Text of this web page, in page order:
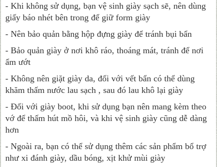
- Khi không sử dụng, bạn vệ sinh giày sạch sẽ, nên dùng
giấy báo nhét bên trong để giữ form giày
- Nên bảo quản bằng hộp đựng giày để tránh bụi bẩn
- Bảo quản giày ở nơi khô ráo, thoáng mát, tránh để nơi
ẩm ướt
- Không nên giặt giày da, đối với vết bẩn có thể dùng
khăm thấm nước lau sạch , sau đó lau khô lại giày
- Đối với giày boot, khi sử dụng bạn nên mang kèm theo
vớ để thấm hút mồ hôi, và khi vệ sinh giày cũng dễ dàng
hơn
- Ngoài ra, bạn có thể sử dụng thêm các sản phẩm bổ trợ
như xi đánh giày, dầu bóng, xịt khử mùi giày